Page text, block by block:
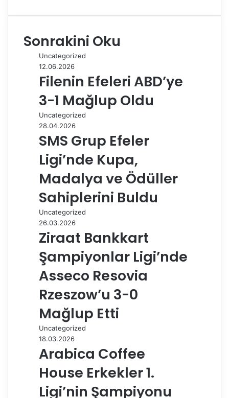
c
b
o
n
e
d
m
r
n
e
r
d
i
t
a
s
A
p
p
l
g
r
a
m
P
s
t
a
i
l
p
a
y
a
z
ı
r
Sonrakini Oku
Uncategorized
12.06.2026
Filenin Efeleri ABD’ye
3-1 Mağlup Oldu
Uncategorized
28.04.2026
SMS Grup Efeler
Ligi’nde Kupa,
Madalya ve Ödüller
Sahiplerini Buldu
Uncategorized
26.03.2026
Ziraat Bankkart
Şampiyonlar Ligi’nde
Asseco Resovia
Rzeszow’u 3-0
Mağlup Etti
Uncategorized
18.03.2026
Arabica Coffee
House Erkekler 1.
Ligi’nin Şampiyonu